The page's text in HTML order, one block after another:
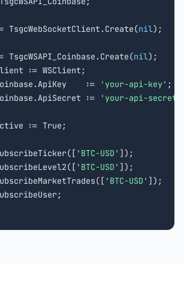
TsgcWebSocketClient.Create(nil);
TsgcWSAPI_Coinbase.Create(
nil);
:= WSClient;
:=
'your-api-key' ;
:=
'your-api-secret'
:= True;
'BTC-USD' ]);
'BTC-USD' ]);
'BTC-USD' ]);